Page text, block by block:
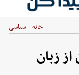
خانه | سیاسی
زبان